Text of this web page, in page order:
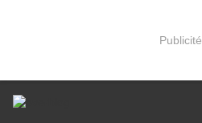
Publicité